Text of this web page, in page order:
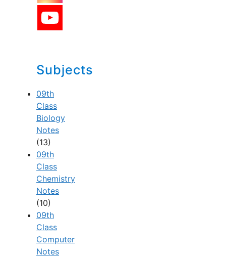
Subjects
09th
Class
Biology
Notes
(13)
09th
Class
Chemistry
Notes
(10)
09th
Class
Computer
Notes